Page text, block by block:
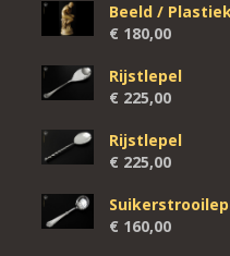
Beeld /
€ 180,00
Rijstlepel
€ 225,00
Rijstlepel
€ 225,00
€ 160,00